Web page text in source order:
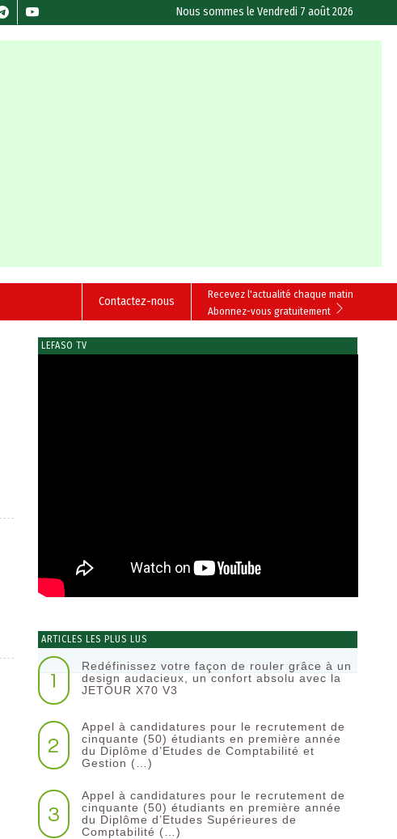
Nous sommes leVendredi 7 août 2026
Recevez l'actualité chaque matin
Abonnez-vous gratuitement
Contactez-nous
LEFASO TV
ARTICLES LES PLUS LUS
1
Redéfinissez votre façon de rouler grâce à un
design audacieux, un confort absolu avec la
JETOUR X70 V3
2
Appel à candidatures pour le recrutement de
cinquante (50) étudiants en première année
du Diplôme d’Etudes de Comptabilité et
Gestion (…)
3
Appel à candidatures pour le recrutement de
cinquante (50) étudiants en première année
du Diplôme d’Etudes Supérieures de
Comptabilité (…)